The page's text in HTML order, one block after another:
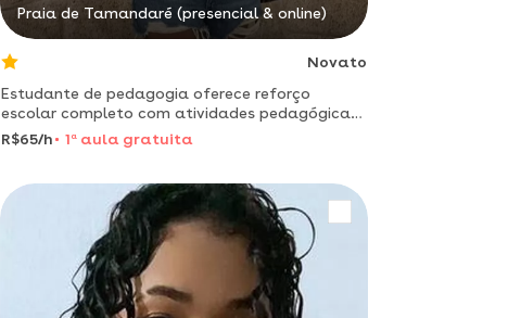
Praia de Tamandaré (presencial & online)
Novato
Estudante de pedagogia oferece reforço
escolar completo com atividades pedagógicas
criativas para alunos do ensino fundamental.
R$65/h 1 aaula gratuita